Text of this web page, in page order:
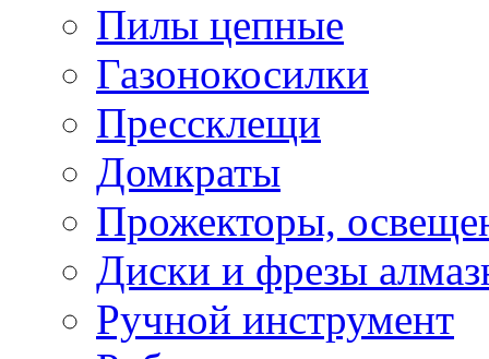
Пилы цепные
Газонокосилки
Прессклещи
Домкраты
Прожекторы,
Диски и фрезы
Ручной инструмент